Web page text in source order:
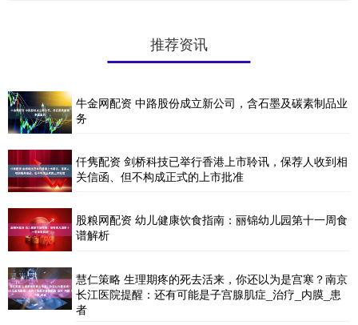
推荐资讯
牛金网配资 中路股份成立新公司，含石墨及碳素制品业
务
仟隽配资 剑桥科技已举行香港上市聆讯，保荐人收到相
关信函、但不构成正式的上市批准
股粮网配资 幼儿健康饮食指南：丽锦幼儿园第十一周食
谱解析
慧仁策略 生理期疼的死去活来，你还以为是宫寒？南京
长江医院提醒：还有可能是子宫腺肌症_治疗_内膜_患
者